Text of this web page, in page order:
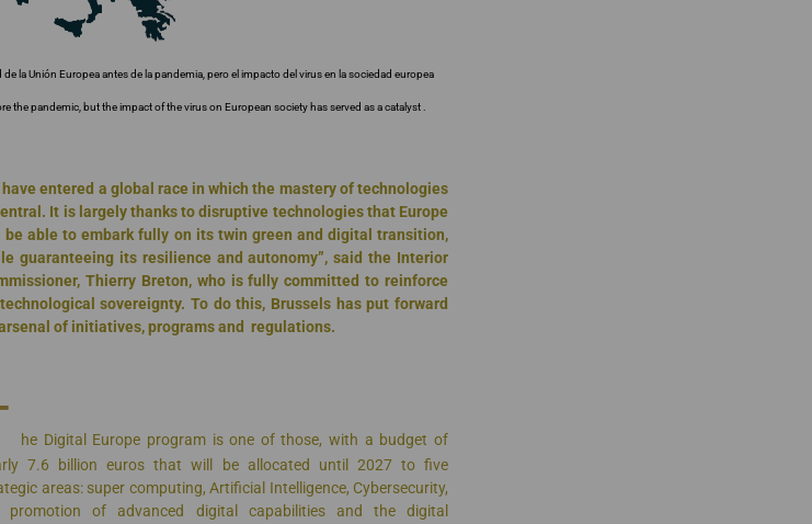
la Unión Europea antes de la pandemia, pero el impacto del virus en la sociedad europea
the pandemic, but the impact of the virus on European society has served as a catalyst .
have entered a global race in which the mastery of technologies
It is largely thanks to disruptive technologies that Europe
be able to embark fully on its twin green and digital transition,
guaranteeing its resilience and autonomy”, said the Interior
Thierry Breton, who is fully committed to reinforce
sovereignty. To do this, Brussels has put forward
of initiatives, programs and regulations.
he Digital Europe program is one of those, with a budget of
7.6 billion euros that will be allocated until 2027 to five
areas: super computing, Artificial Intelligence, Cybersecurity,
promotion of advanced digital capabilities and the digital